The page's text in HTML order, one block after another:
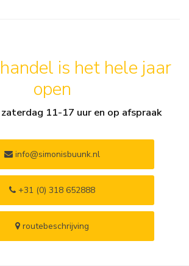
is het hele jaar
open
11-17 uur en op afspraak
info@simonisbuunk.nl
+31 (0) 318 652888
routebeschrijving